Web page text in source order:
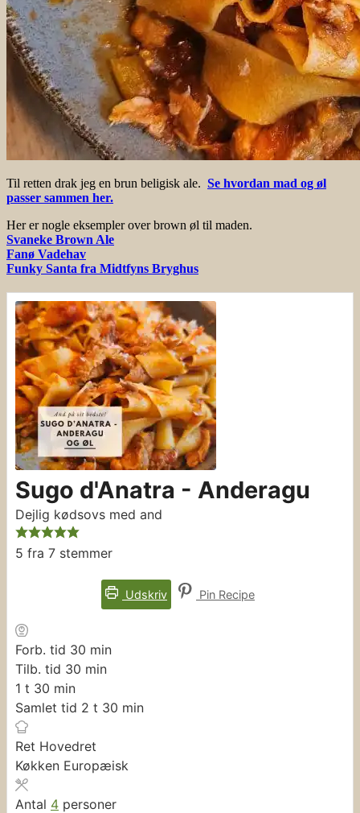
Til retten drak jeg en brun beligisk ale. Se hvordan mad og øl
passer sammen her.
Her er nogle eksempler over brown øl til maden.
Svaneke Brown Ale
Fanø Vadehav
Funky Santa fra Midtfyns Bryghus
Sugo d'Anatra - Anderagu
Dejlig kødsovs med and
5 fra 7 stemmer
Udskriv Pin Recipe
Forb. tid 30 minutter
min
Tilb. tid 30 minutter
min
1 time
t 30 minutter
min
Samlet tid 2 timer
t 30 minutter
min
Ret Hovedret
Køkken Europæisk
Antal 4 personer